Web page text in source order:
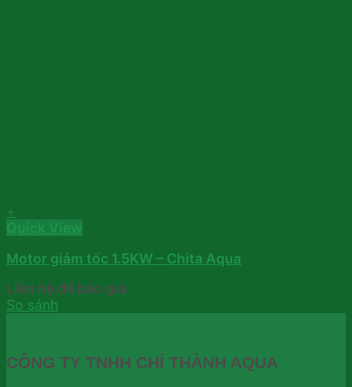
Motor giảm tốc 1.5KW – Chita Aqua
Liên hệ để báo giá
So sánh
CÔNG TY TNHH CHÍ THÀNH AQUA